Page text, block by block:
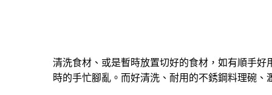
清洗食材、或是暫時放置切好的食材，如有順手
時的手忙腳亂。而好清洗、耐用的不銹鋼料理碗、